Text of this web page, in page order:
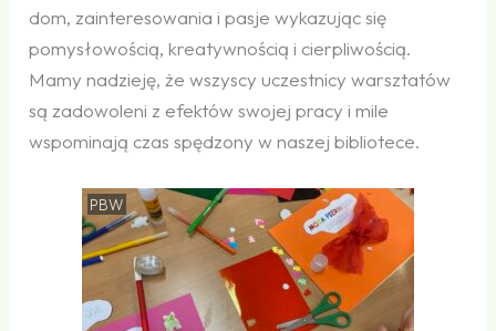
dom, zainteresowania i pasje wykazując się
pomysłowością, kreatywnością i cierpliwością.
Mamy nadzieję, że wszyscy uczestnicy warsztatów
są zadowoleni z efektów swojej pracy i mile
wspominają czas spędzony w naszej bibliotece.
PBW